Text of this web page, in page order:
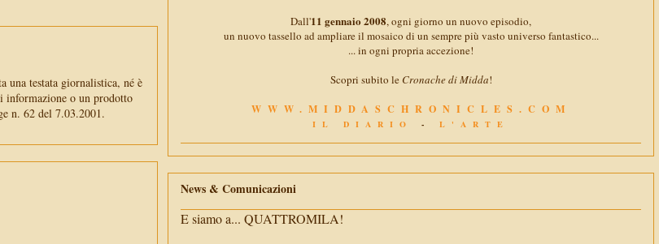
Dall'11 gennaio 2008, ogni giorno un nuovo episodio,
un nuovo tassello ad ampliare il mosaico di un sempre più vasto universo fantastico...
... in ogni propria accezione!
Scopri subito le Cronache di Midda!
WWW.MIDDASCHRONICLES.COM
IL DIARIO - L'ARTE
News & Comunicazioni
E siamo a... QUATTROMILA!
una testata giornalistica, né è
informazione o un prodotto
n. 62 del 7.03.2001.